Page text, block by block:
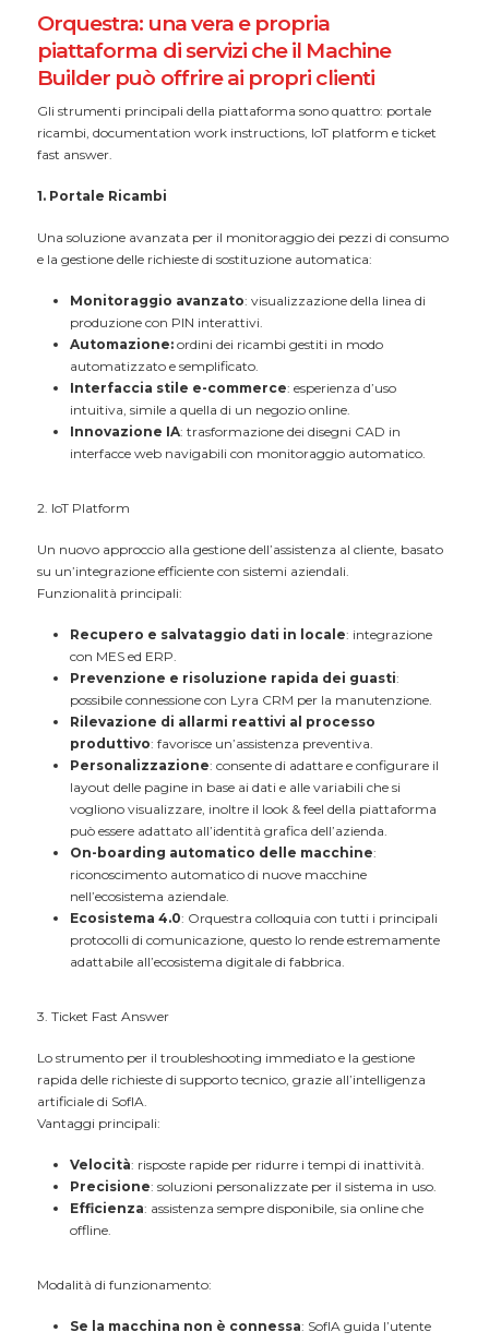
Orquestra: una vera e propria
piattaforma di servizi che il Machine
Builder può offrire ai propri clienti
Gli strumenti principali della piattaforma sono quattro: portale
ricambi, documentation work instructions, IoT platform e ticket
fast answer.
1. Portale Ricambi
Una soluzione avanzata per il monitoraggio dei pezzi di consumo
e la gestione delle richieste di sostituzione automatica:
Monitoraggio avanzato: visualizzazione della linea di
produzione con PIN interattivi.
Automazione:ordini dei ricambi gestiti in modo
automatizzato e semplificato.
Interfaccia stile e-commerce: esperienza d’uso
intuitiva, simile a quella di un negozio online.
Innovazione IA: trasformazione dei disegni CAD in
interfacce web navigabili con monitoraggio automatico.
2. IoT Platform
Un nuovo approccio alla gestione dell’assistenza al cliente, basato
su un’integrazione efficiente con sistemi aziendali.
Funzionalità principali:
Recupero e salvataggio dati in locale: integrazione
con MES ed ERP.
Prevenzione e risoluzione rapida dei guasti:
possibile connessione con Lyra CRM per la manutenzione.
Rilevazione di allarmi reattivi al processo
produttivo: favorisce un’assistenza preventiva.
Personalizzazione: consente di adattare e configurare il
layout delle pagine in base ai dati e alle variabili che si
vogliono visualizzare, inoltre il look & feel della piattaforma
può essere adattato all’identità grafica dell’azienda.
On-boarding automatico delle macchine:
riconoscimento automatico di nuove macchine
nell’ecosistema aziendale.
Ecosistema 4.0: Orquestra colloquia con tutti i principali
protocolli di comunicazione, questo lo rende estremamente
adattabile all’ecosistema digitale di fabbrica.
3. Ticket Fast Answer
Lo strumento per il troubleshooting immediato e la gestione
rapida delle richieste di supporto tecnico, grazie all’intelligenza
artificiale di SofIA.
Vantaggi principali:
Velocità: risposte rapide per ridurre i tempi di inattività.
Precisione: soluzioni personalizzate per il sistema in uso.
Efficienza: assistenza sempre disponibile, sia online che
offline.
Modalità di funzionamento:
Se la macchina non è connessa: SofIA guida l’utente